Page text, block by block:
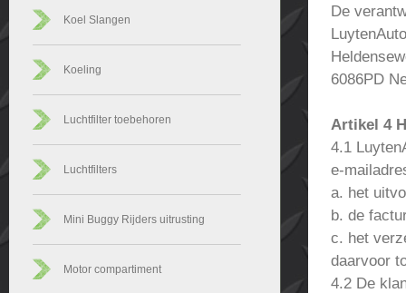
Koel Slangen
Koeling
Luchtfilter toebehoren
Luchtfilters
Mini Buggy Rijders uitrusting
Motor compartiment
De
6086PD
Artikel 4
4.1
e-
a. het
b. de
c. het
daarvoor
4.2 De